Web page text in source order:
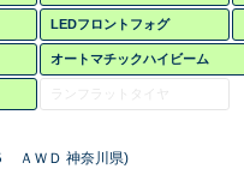
LEDフロントフォグ
オートマチックハイビーム
ランフラットタイヤ
ＡＷＤ 神奈川県)